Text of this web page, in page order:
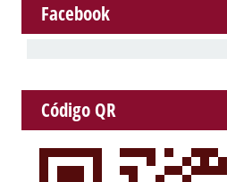
Facebook
Código QR